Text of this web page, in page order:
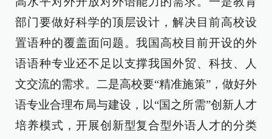
部门要做好科学的顶层设计，解决目前高校设
置语种的覆盖面问题。我国高校目前开设的外
语语种专业还不足以支撑我国外贸、科技、人
文交流的需求。二是高校要“精准施策”，做好外
语专业合理布局与建设，以“国之所需”创新人才
培养模式，开展创新型复合型外语人才的分类